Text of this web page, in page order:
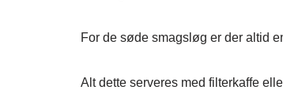
For de søde smagsløg er der altid
Alt dette serveres med filterkaffe